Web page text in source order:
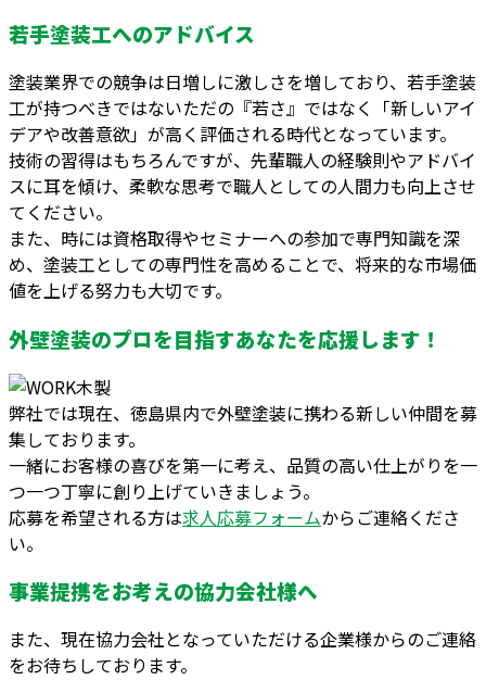
若手塗装工へのアドバイス
塗装業界での競争は日増しに激しさを増しており、若手塗装
工が持つべきではないただの『若さ』ではなく「新しいアイ
デアや改善意欲」が高く評価される時代となっています。
技術の習得はもちろんですが、先輩職人の経験則やアドバイ
スに耳を傾け、柔軟な思考で職人としての人間力も向上させ
てください。
また、時には資格取得やセミナーへの参加で専門知識を深
め、塗装工としての専門性を高めることで、将来的な市場価
値を上げる努力も大切です。
外壁塗装のプロを目指すあなたを応援します！
弊社では現在、徳島県内で外壁塗装に携わる新しい仲間を募
集しております。
一緒にお客様の喜びを第一に考え、品質の高い仕上がりを一
つ一つ丁寧に創り上げていきましょう。
応募を希望される方は求人応募フォームからご連絡くださ
い。
事業提携をお考えの協力会社様へ
また、現在協力会社となっていただける企業様からのご連絡
をお待ちしております。